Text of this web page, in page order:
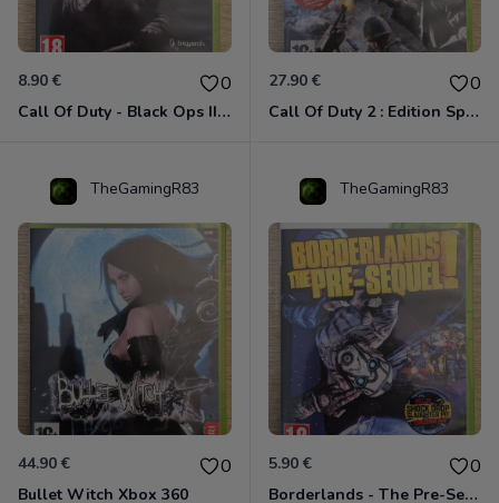
8.90 € 0
Call Of Duty - Black Ops II Xbox 360
27.90 € 0
Call Of Duty 2 : Edition Spéciale Xbox 360 GOTY
TheGamingR83
44.90 € 0
Bullet Witch Xbox 360
TheGamingR83
5.90 € 0
Borderlands - The Pre-Sequel ! Xbox 360